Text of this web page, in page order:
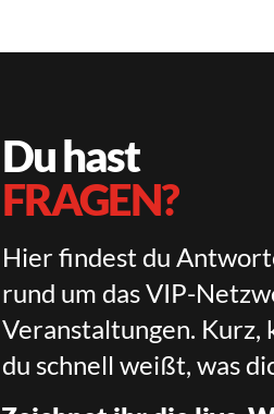
Du hast
FRAGEN?
Hier findest du
rund um das VIP-
Veranstaltungen. Kurz,
du schnell weißt, was